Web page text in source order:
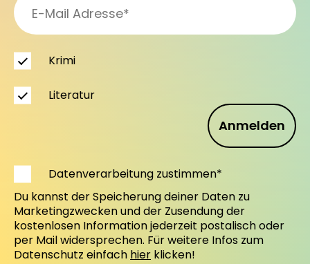
Anmelden
Krimi
Literatur
Datenverarbeitung zustimmen*
Du kannst der Speicherung deiner Daten zu
Marketingzwecken und der Zusendung der
kostenlosen Information jederzeit postalisch oder
per Mail widersprechen. Für weitere Infos zum
Datenschutz einfach hier klicken!